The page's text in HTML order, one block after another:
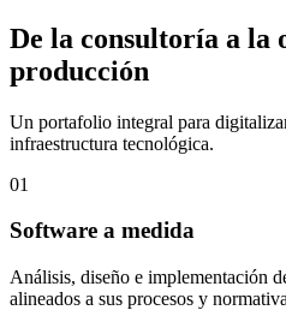
De la consultoría a la
producción
Un portafolio integral para
infraestructura tecnológica.
01
Software a medida
Análisis, diseño e implementación
alineados a sus procesos y